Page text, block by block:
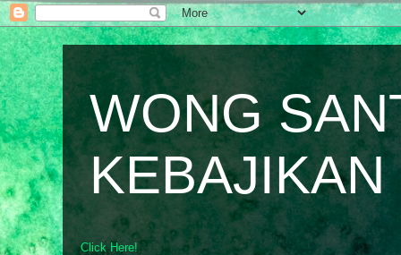
WONG
KEBAJIKAN
Click Here!